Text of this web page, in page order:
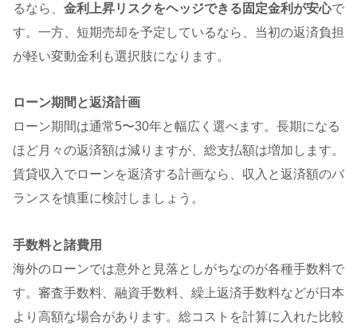
るなら、 金利上昇リスクをヘッジできる固定金利が安心で
す。一方、短期売却を予定しているなら、当初の返済負担
が軽い変動金利も選択肢になります。
ローン期間と返済計画
ローン期間は通常5〜30年と幅広く選べます。長期になる
ほど月々の返済額は減りますが、総支払額は増加します。
賃貸収入でローンを返済する計画なら、収入と返済額のバ
ランスを慎重に検討しましょう。
手数料と諸費用
海外のローンでは意外と見落としがちなのが各種手数料で
す。審査手数料、融資手数料、繰上返済手数料などが日本
より高額な場合があります。総コストを計算に入れた比較